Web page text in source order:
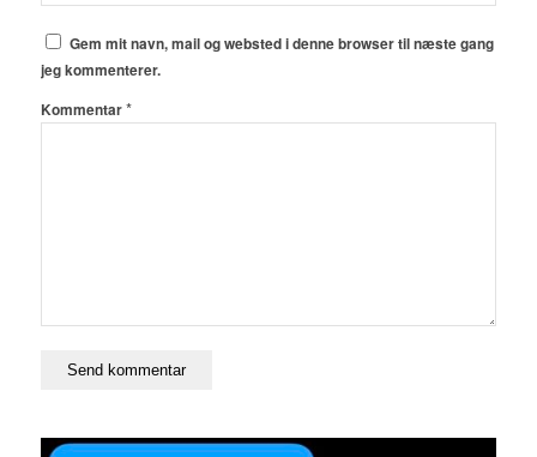
Gem mit navn, mail og websted i denne browser til næste gang
jeg kommenterer.
Kommentar*